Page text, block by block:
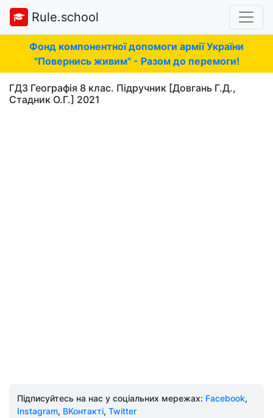
Rule.school
Фонд компонентної допомоги армії України
"Повернись живим" - Разом до перемоги!
ГДЗ Географія 8 клас. Підручник [Довгань Г.Д.,
Стадник О.Г.] 2021
Підписуйтесь на нас у соціальних мережах: Facebook,
Instagram, ВКонтакті, Twitter